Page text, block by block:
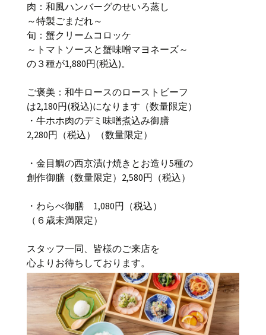
肉：和風ハンバーグのせいろ蒸し
～特製ごまだれ～
旬：蟹クリームコロッケ
～トマトソースと蟹味噌マヨネーズ～
の３種が1,880円(税込)。
ご褒美：和牛ロースのローストビーフ
は2,180円(税込)になります（数量限定）
・牛ホホ肉のデミ味噌煮込み御膳
2,280円（税込）（数量限定）
・金目鯛の西京漬け焼きとお造り5種の
創作御膳（数量限定）2,580円（税込）
・わらべ御膳 1,080円（税込）
（６歳未満限定）
スタッフ一同、皆様のご来店を
心よりお待ちしております。